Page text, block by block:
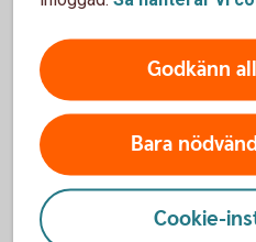
Hantera er
enkelt, snabbt
sätt med
Godkänn
Bara
Cookie-